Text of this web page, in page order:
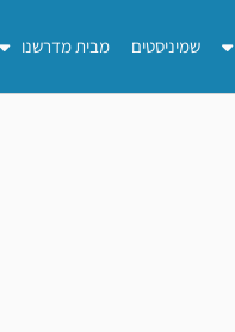
שמיניסטים מבית מדרשנו